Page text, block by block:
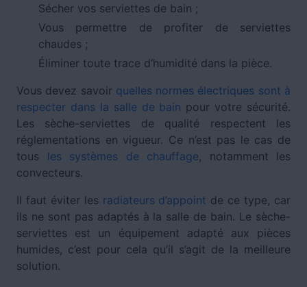
Sécher vos serviettes de bain ;
Vous permettre de profiter de serviettes
chaudes ;
Éliminer toute trace d’humidité dans la pièce.
Vous devez savoir quelles normes électriques sont à
respecter dans la salle de bain pour votre sécurité.
Les sèche-serviettes de qualité respectent les
réglementations en vigueur. Ce n’est pas le cas de
tous les systèmes de chauffage, notamment les
convecteurs.
Il faut éviter les radiateurs d’appoint de ce type, car
ils ne sont pas adaptés à la salle de bain. Le sèche-
serviettes est un équipement adapté aux pièces
humides, c’est pour cela qu’il s’agit de la meilleure
solution.